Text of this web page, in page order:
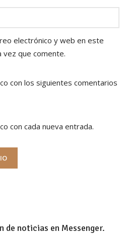
electrónico y web en este
vez que comente.
con los siguientes comentarios
con cada nueva entrada.
de noticias en Messenger.